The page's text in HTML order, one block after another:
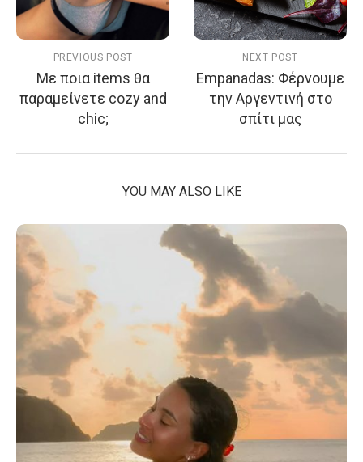
PREVIOUS POST
Με ποια items θα
παραμείνετε cozy and
chic;
NEXT POST
Empanadas: Φέρνουμε
την Αργεντινή στο
σπίτι μας
YOU MAY ALSO LIKE